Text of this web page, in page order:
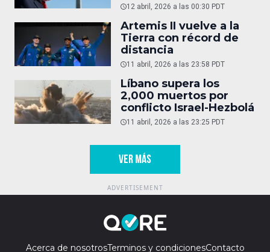
12 abril, 2026 a las 00:30 PDT
Artemis II vuelve a la
Tierra con récord de
distancia
11 abril, 2026 a las 23:58 PDT
Líbano supera los
2,000 muertos por
conflicto Israel-Hezbolá
11 abril, 2026 a las 23:25 PDT
VER MÁS
Acerca de nosotrosTerminos y condicionesContacto